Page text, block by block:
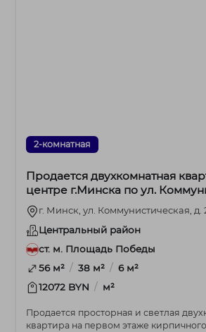
2-комнатная
Продается двухкомнатная
центре г.Минска по ул.
г. Минск, ул. Коммунистическая, д.
Центральный район
ст. м. Площадь Победы
56 м² / 38 м² / 6 м²
12072 BYN / м²
Продается просторная и светлая
квартира на первом этаже